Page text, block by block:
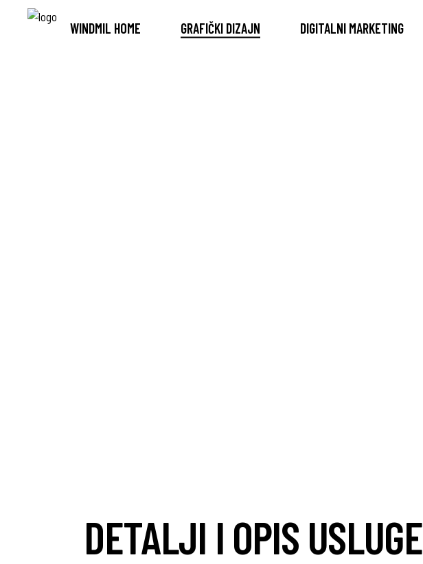
WINDMIL HOME GRAFIČKI DIZAJN DIGITALNI MARKETING
DETALJI I OPIS USLUGE